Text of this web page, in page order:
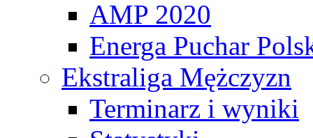
AMP 2020
Energa Puchar
Ekstraliga Mężczyzn
Terminarz i wyniki